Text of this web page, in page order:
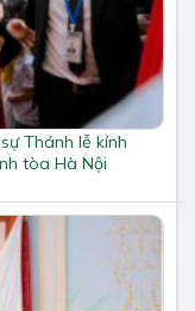
Thánh lễ kính
tòa Hà Nội